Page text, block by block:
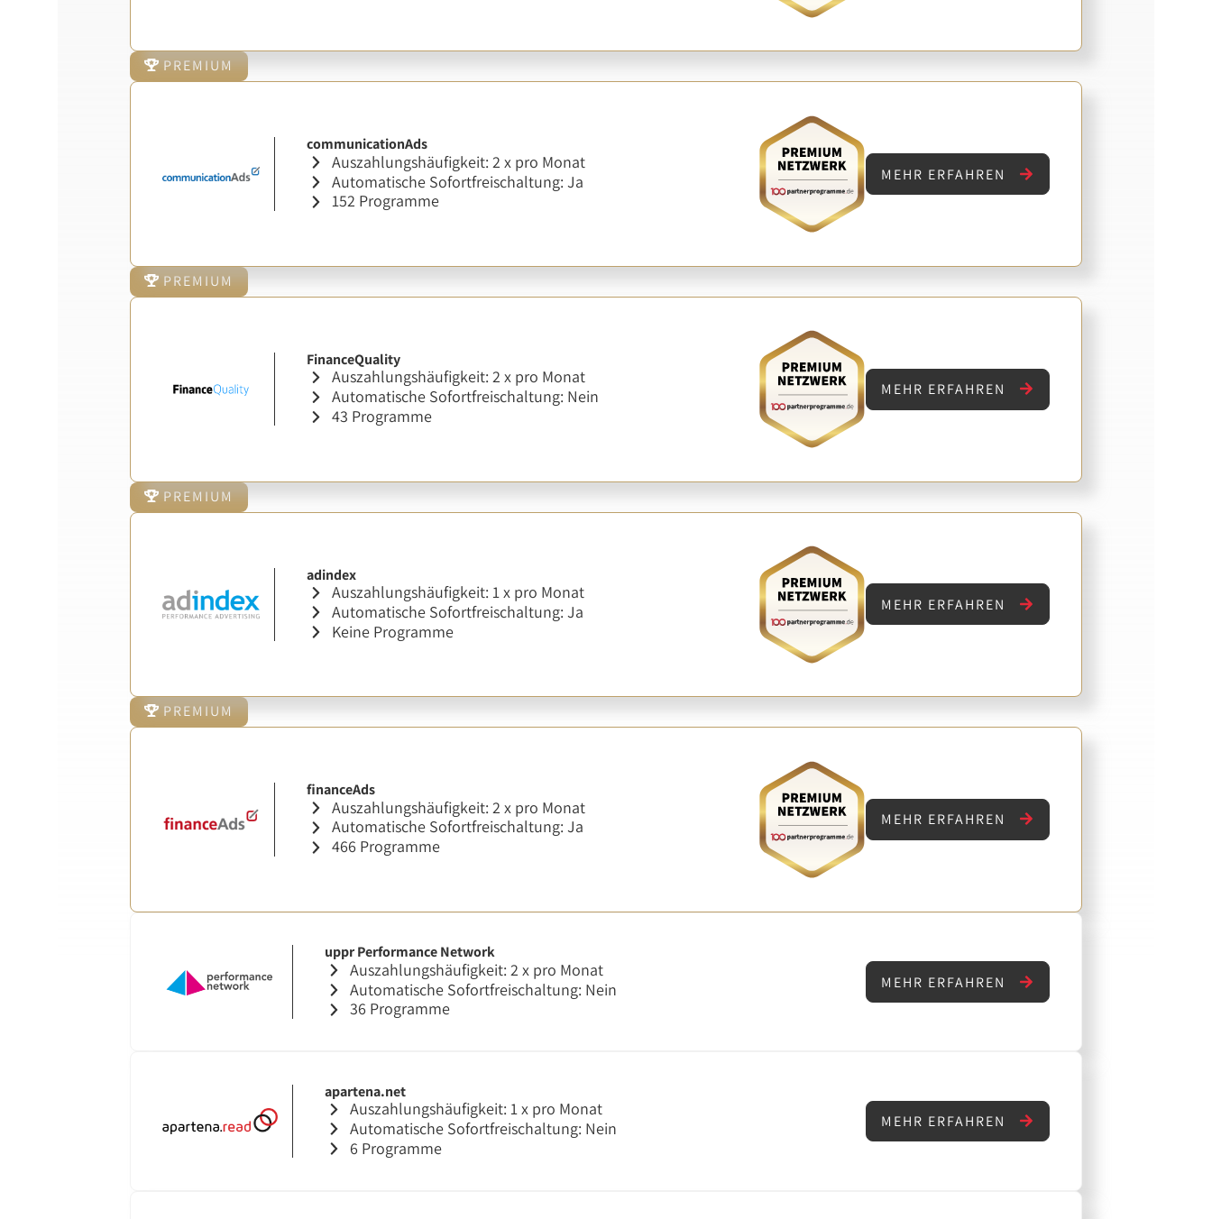
PREMIUM
communicationAds
Auszahlungshäufigkeit: 2 x pro Monat
Automatische Sofortfreischaltung: Ja
152 Programme
MEHR ERFAHREN
PREMIUM
FinanceQuality
Auszahlungshäufigkeit: 2 x pro Monat
Automatische Sofortfreischaltung: Nein
43 Programme
MEHR ERFAHREN
PREMIUM
adindex
Auszahlungshäufigkeit: 1 x pro Monat
Automatische Sofortfreischaltung: Ja
Keine Programme
MEHR ERFAHREN
PREMIUM
financeAds
Auszahlungshäufigkeit: 2 x pro Monat
Automatische Sofortfreischaltung: Ja
466 Programme
MEHR ERFAHREN
uppr Performance Network
Auszahlungshäufigkeit: 2 x pro Monat
Automatische Sofortfreischaltung: Nein
36 Programme
MEHR ERFAHREN
apartena.net
Auszahlungshäufigkeit: 1 x pro Monat
Automatische Sofortfreischaltung: Nein
6 Programme
MEHR ERFAHREN